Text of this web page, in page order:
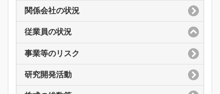
関係会社の状況
従業員の状況
事業等のリスク
研究開発活動